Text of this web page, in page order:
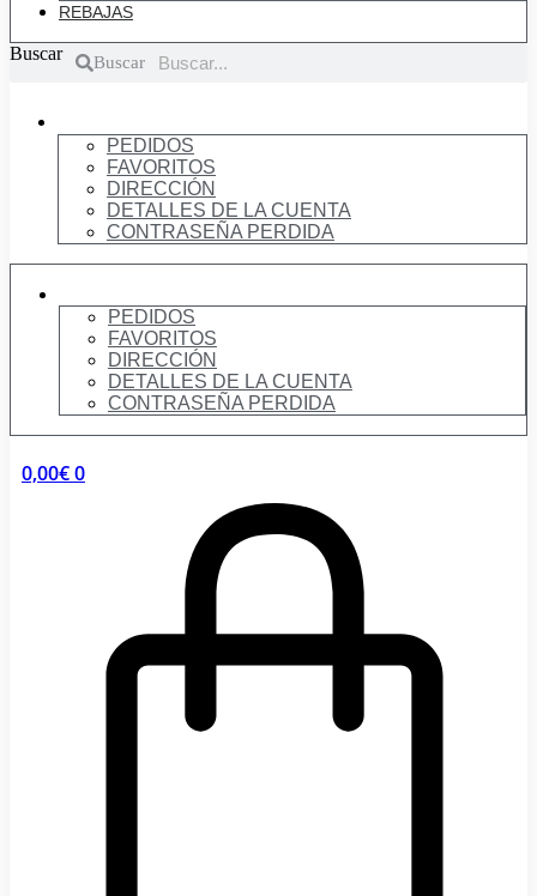
REBAJAS
Buscar Buscar
cuentaPEDIDOS
FAVORITOS
DIRECCIÓN
DETALLES DE LA CUENTA
CONTRASEÑA PERDIDA
CUENTAPEDIDOS
FAVORITOS
DIRECCIÓN
DETALLES DE LA CUENTA
CONTRASEÑA PERDIDA
0,00€0